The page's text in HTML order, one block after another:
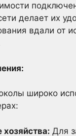
делает их
вдали от
широко
Для